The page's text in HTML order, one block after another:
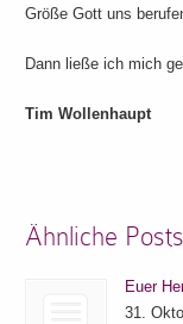
Größe Gott uns
Dann ließe ich mich
Tim Wollenhaupt
Ähnliche Posts
Euer
31.